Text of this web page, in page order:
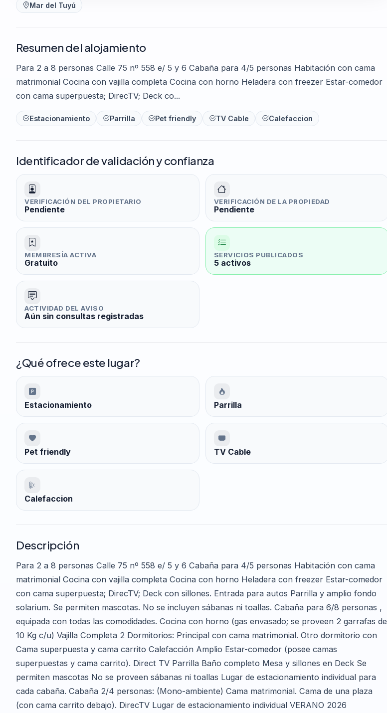
Mar del Tuyú
Resumen del alojamiento
Para 2 a 8 personas Calle 75 nº 558 e/ 5 y 6 Cabaña para 4/5 personas Habitación con cama
matrimonial Cocina con vajilla completa Cocina con horno Heladera con freezer Estar-comedor
con cama superpuesta; DirecTV; Deck co...
Estacionamiento Parrilla Pet friendly TV Cable Calefaccion
Identificador de validación y confianza
VERIFICACIÓN DEL PROPIETARIO
Pendiente
VERIFICACIÓN DE LA PROPIEDAD
Pendiente
MEMBRESÍA ACTIVA
Gratuito
SERVICIOS PUBLICADOS
5 activos
ACTIVIDAD DEL AVISO
Aún sin consultas registradas
¿Qué ofrece este lugar?
Estacionamiento Parrilla
Pet friendly TV Cable
Calefaccion
Descripción
Para 2 a 8 personas Calle 75 nº 558 e/ 5 y 6 Cabaña para 4/5 personas Habitación con cama
matrimonial Cocina con vajilla completa Cocina con horno Heladera con freezer Estar-comedor
con cama superpuesta; DirecTV; Deck con sillones. Entrada para autos Parrilla y amplio fondo
solarium. Se permiten mascotas. No se incluyen sábanas ni toallas. Cabaña para 6/8 personas ,
equipada con todas las comodidades. Cocina con horno (gas envasado; se proveen 2 garrafas de
10 Kg c/u) Vajilla Completa 2 Dormitorios: Principal con cama matrimonial. Otro dormitorio con
Cama superpuesta y cama carrito Calefacción Amplio Estar-comedor (posee camas
superpuestas y cama carrito). Direct TV Parrilla Baño completo Mesa y sillones en Deck Se
permiten mascotas No se proveen sábanas ni toallas Lugar de estacionamiento individual para
cada cabaña. Cabaña 2/4 personas: (Mono-ambiente) Cama matrimonial. Cama de una plaza
(con cama carrito debajo). DirecTV Lugar de estacionamiento individual VERANO 2026